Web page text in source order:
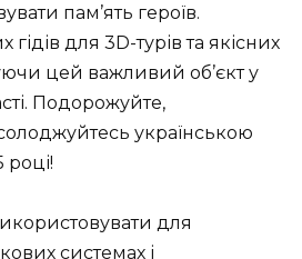
пам’ять героїв.
гідів для 3D-турів та якісних
цей важливий об’єкт у
Подорожуйте,
українською
для
системах і